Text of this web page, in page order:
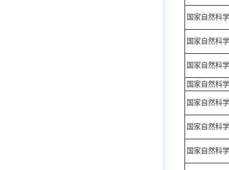
国家自然科
国家自然科
国家自然科
国家自然科
国家自然科
国家自然科
国家自然科